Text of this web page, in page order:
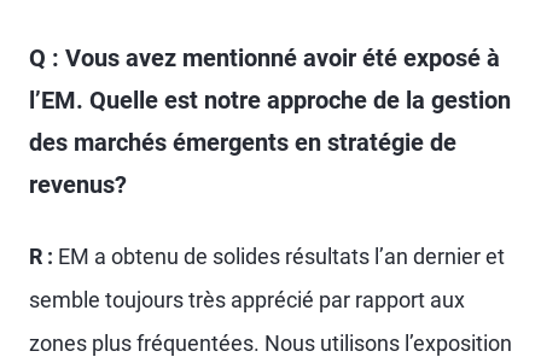
Q : Vous avez mentionné avoir été exposé à
l’EM. Quelle est notre approche de la gestion
des marchés émergents en stratégie de
revenus?
R : EM a obtenu de solides résultats l’an dernier et
semble toujours très apprécié par rapport aux
zones plus fréquentées. Nous utilisons l’exposition